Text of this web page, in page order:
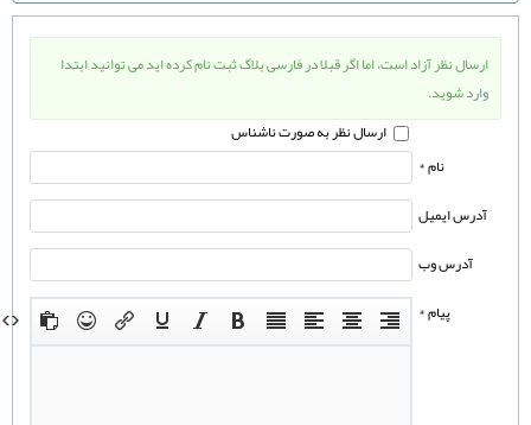
ارسال نظر آزاد است، اما اگر قبلا در فارسی بلاگ ثبت نام کرده اید می توانید ابتدا
واردشوید.
ارسال نظر به صورت ناشناس
نام *
آدرس ایمیل
آدرس وب
پیام *